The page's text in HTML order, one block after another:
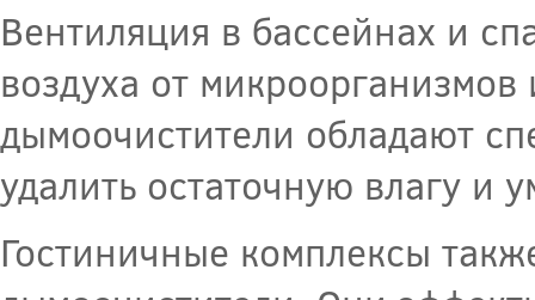
Вентиляция в бассейнах и
воздуха от
дымоочистители обладают
удалить остаточную влагу и
Гостиничные комплексы